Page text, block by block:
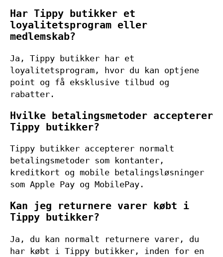
Har Tippy butikker et
loyalitetsprogram eller
medlemskab?
Ja, Tippy butikker har et
loyalitetsprogram, hvor du kan optjene
point og få eksklusive tilbud og
rabatter.
Hvilke betalingsmetoder accepterer
Tippy butikker?
Tippy butikker accepterer normalt
betalingsmetoder som kontanter,
kreditkort og mobile betalingsløsninger
som Apple Pay og MobilePay.
Kan jeg returnere varer købt i
Tippy butikker?
Ja, du kan normalt returnere varer, du
har købt i Tippy butikker, inden for en